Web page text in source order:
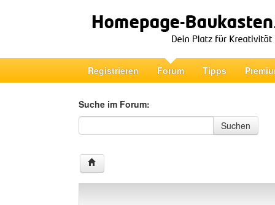
Registrieren Forum Tipps
Suche im Forum:
Suche im Forum
Suchen